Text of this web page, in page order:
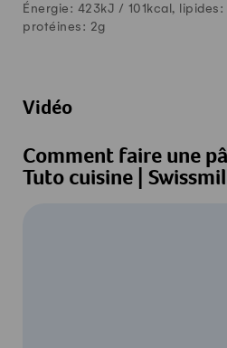
Énergie: 423kJ / 101 kcal, lipides:
protéines: 2g
Vidéo
Comment faire une
Tuto cuisine |